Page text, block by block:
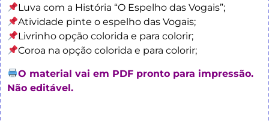
Luva com a História “O Espelho das Vogais”;
Atividade pinte o espelho das Vogais;
Livrinho opção colorida e para colorir;
Coroa na opção colorida e para colorir;
O material vai em PDF pronto para impressão.
Não editável.